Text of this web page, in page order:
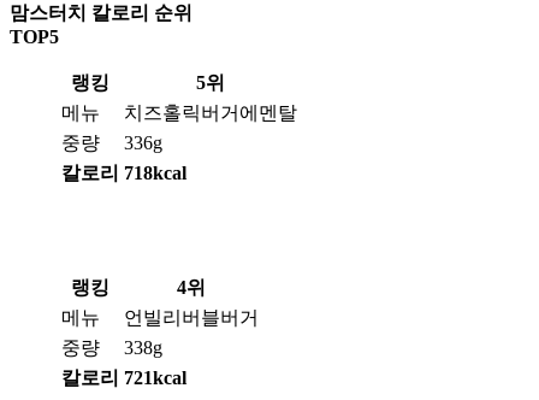
맘스터치 칼로리 순위
TOP5
랭킹
5위
메뉴
치즈홀릭버거에멘탈
중량
336g
칼로리 718kcal
랭킹
4위
메뉴
언빌리버블버거
중량
338g
칼로리 721kcal